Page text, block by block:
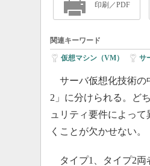
印刷／PDF
関連キーワード
仮想マシン（VM） サ
サーバ仮想化技術の
2」に分けられる。ど
ュリティ要件によっ
くことが欠かせない。
タイプ1、タイプ2両